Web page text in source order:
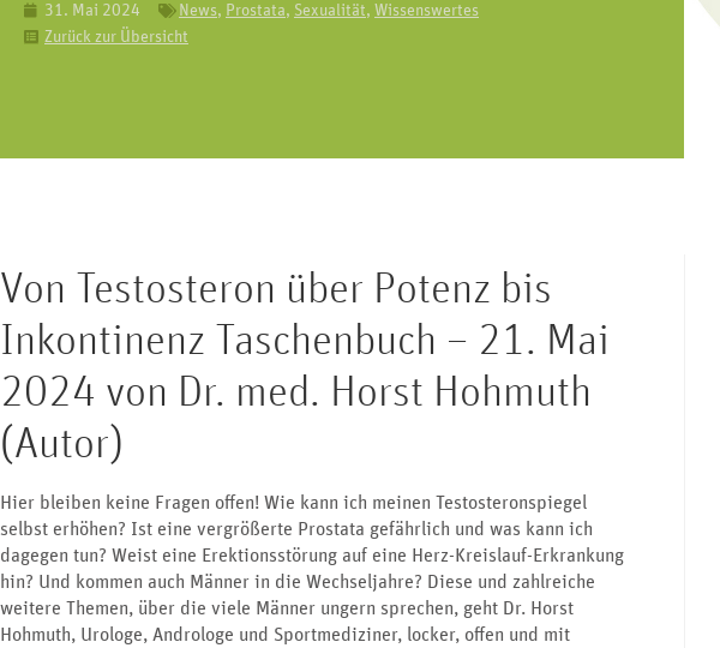
Geschlechtsorgan lässt sich in drei
Bereiche unterteilen.
Erkrankungen an Niere, Harnleiter,
31. Mai 2024 News, Prostata, Sexualität, Wissenswertes
Zurück zur Übersicht
Von Testosteron über Potenz bis
Inkontinenz Taschenbuch – 21. Mai
2024 von Dr. med. Horst Hohmuth
(Autor)
Hier bleiben keine Fragen offen! Wie kann ich meinen Testosteronspiegel
selbst erhöhen? Ist eine vergrößerte Prostata gefährlich und was kann ich
dagegen tun? Weist eine Erektionsstörung auf eine Herz-Kreislauf-Erkrankung
hin? Und kommen auch Männer in die Wechseljahre? Diese und zahlreiche
weitere Themen, über die viele Männer ungern sprechen, geht Dr. Horst
Hohmuth, Urologe, Androloge und Sportmediziner, locker, offen und mit